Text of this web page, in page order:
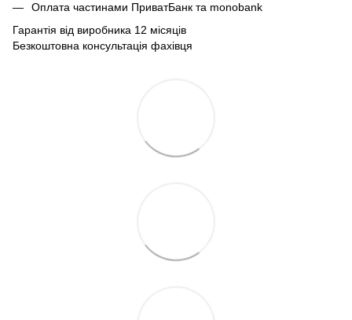
Оплата частинами ПриватБанк та monobank
Гарантія від виробника 12 місяців
Безкоштовна консультація фахівця